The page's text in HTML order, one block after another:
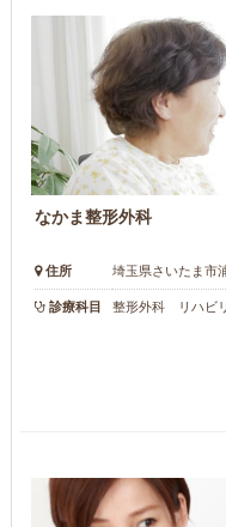
なかま整形外科
住所 埼玉県さいたま市
診療科目 整形外科 リハビ